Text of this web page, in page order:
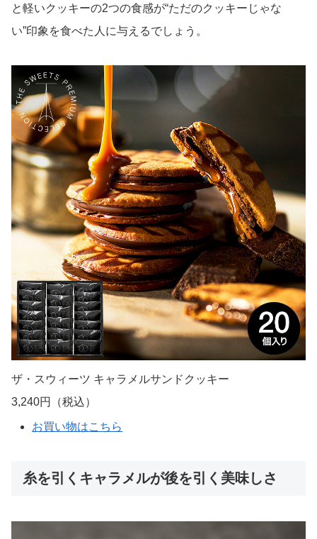
と軽いクッキーの2つの食感が“ただのクッキーじゃな
い”印象を食べた人に与えるでしょう。
ザ・スウィーツ キャラメルサンドクッキー
3,240円（税込）
お買い物はこちら
糸を引くキャラメルが後を引く美味しさ